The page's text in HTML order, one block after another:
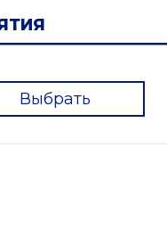
Выбрать